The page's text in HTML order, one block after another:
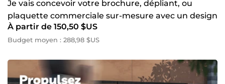
Je vais concevoir votre brochure, dépliant, ou
plaquette commerciale sur-mesure avec un design
professionnel
À partir de 150,50 $US
Budget moyen : 288,98 $US